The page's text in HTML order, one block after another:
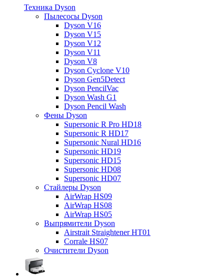
Техника Dyson
Пылесосы Dyson
Dyson V16
Dyson V15
Dyson V12
Dyson V11
Dyson V8
Dyson Cyclone V10
Dyson Gen5Detect
Dyson PencilVac
Dyson Wash G1
Dyson Pencil Wash
Фены Dyson
Supersonic R Pro HD18
Supersonic R HD17
Supersonic Nural HD16
Supersonic HD19
Supersonic HD15
Supersonic HD08
Supersonic HD07
Стайлеры Dyson
AirWrap HS09
AirWrap HS08
AirWrap HS05
Выпрямители Dyson
Airstrait Straightener HT01
Corrale HS07
Очистители Dyson